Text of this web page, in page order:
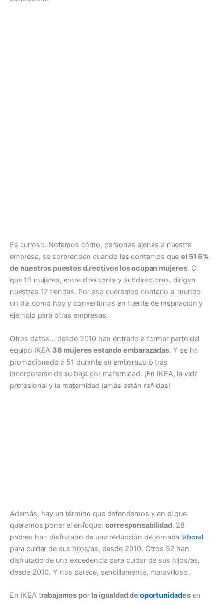
Es curioso. Notamos cómo, personas ajenas a nuestra
empresa, se sorprenden cuando les contamos que el 51,6%
de nuestros puestos directivos los ocupan mujeres. O
que 13 mujeres, entre directoras y subdirectoras, dirigen
nuestras 17 tiendas. Por eso queremos contarlo al mundo
un día como hoy y convertirnos en fuente de inspiración y
ejemplo para otras empresas.
Otros datos… desde 2010 han entrado a formar parte del
equipo IKEA 38 mujeres estando embarazadas. Y se ha
promocionado a 51 durante su embarazo o tras
incorporarse de su baja por maternidad. ¡En IKEA, la vida
profesional y la maternidad jamás están reñidas!
Además, hay un término que defendemos y en el que
queremos poner el enfoque: corresponsabilidad. 28
padres han disfrutado de una reducción de jornada laboral
para cuidar de sus hijos/as, desde 2010. Otros 52 han
disfrutado de una excedencia para cuidar de sus hijos/as,
desde 2010. Y nos parece, sencillamente, maravilloso.
En IKEA trabajamos por la igualdad de oportunidades en